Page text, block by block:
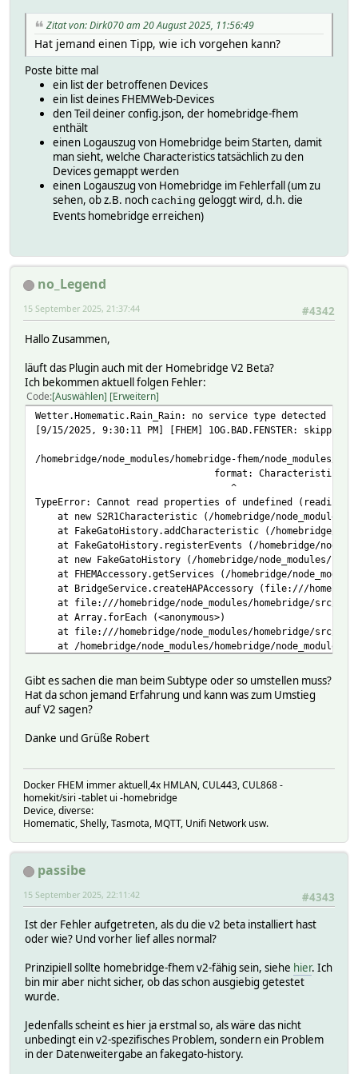
Zitat von: Dirk070 am 20 August 2025, 11:56:49
Hat jemand einen Tipp, wie ich vorgehen kann?
Poste bitte mal
ein list der betroffenen Devices
ein list deines FHEMWeb-Devices
den Teil deiner config.json, der homebridge-fhem
enthält
einen Logauszug von Homebridge beim Starten, damit
man sieht, welche Characteristics tatsächlich zu den
Devices gemappt werden
einen Logauszug von Homebridge im Fehlerfall (um zu
sehen, ob z.B. noch caching geloggt wird, d.h. die
Events homebridge erreichen)
no_Legend
#4342
15 September 2025, 21:37:44
Hallo Zusammen,
läuft das Plugin auch mit der Homebridge V2 Beta?
Ich bekommen aktuell folgen Fehler:
Code Auswählen Erweitern
Wetter.Homematic.Rain_Rain: no service type detected
[9/15/2025, 9:30:11 PM] [FHEM] 1OG.BAD.FENSTER:
/homebridge/node_modules/homebridge-fhem/
format:
^
TypeError: Cannot read properties of undefined (reading
at new S2R1Characteristic (/homebridge/node_modules/
at FakeGatoHistory.addCharacteristic (/homebridge/
at FakeGatoHistory.registerEvents (/homebridge/
at new FakeGatoHistory (/homebridge/node_modules/
at FHEMAccessory.getServices (/homebridge/
at BridgeService.createHAPAccessory (file:///
at file:///homebridge/node_modules/homebridge/src/
at Array.forEach (<anonymous>)
at file:///homebridge/node_modules/homebridge/src/
at /homebridge/node_modules/homebridge/
at Request.self.callback (/homebridge/node_modules/
at Request.emit (node:events:519:28)
at Request.<anonymous> (/homebridge/node_modules/
at Request.emit (node:events:519:28)
at Gunzip.<anonymous> (/homebridge/node_modules/
[9/15/2025, 9:30:11 PM] [FHEM] Child bridge ended
Gibt es sachen die man beim Subtype oder so umstellen muss?
Hat da schon jemand Erfahrung und kann was zum Umstieg
auf V2 sagen?
Danke und Grüße Robert
Docker FHEM immer aktuell,4x HMLAN, CUL443, CUL868 -
homekit/siri -tablet ui -homebridge
Device, diverse:
Homematic, Shelly, Tasmota, MQTT, Unifi Network usw.
passibe
#4343
15 September 2025, 22:11:42
Ist der Fehler aufgetreten, als du die v2 beta installiert hast
oder wie? Und vorher lief alles normal?
Prinzipiell sollte homebridge-fhem v2-fähig sein, siehe hier. Ich
bin mir aber nicht sicher, ob das schon ausgiebig getestet
wurde.
Jedenfalls scheint es hier ja erstmal so, als wäre das nicht
unbedingt ein v2-spezifisches Problem, sondern ein Problem
in der Datenweitergabe an fakegato-history.